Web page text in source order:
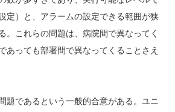
定）と、アラームの設定できる範囲が狭
。これらの問題は、病院間で異なってく
あっても部署間で異なってくることさえ
題であるという一般的合意がある。ユニ